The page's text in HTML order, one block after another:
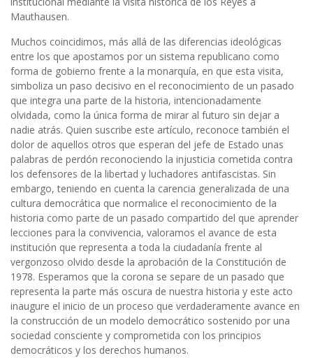
Mauthausen.
Muchos coincidimos, más allá de las diferencias ideológicas
entre los que apostamos por un sistema republicano como
forma de gobierno frente a la monarquía, en que esta visita,
simboliza un paso decisivo en el reconocimiento de un pasado
que integra una parte de la historia, intencionadamente
olvidada, como la única forma de mirar al futuro sin dejar a
nadie atrás. Quien suscribe este artículo, reconoce también el
dolor de aquellos otros que esperan del jefe de Estado unas
palabras de perdón reconociendo la injusticia cometida contra
los defensores de la libertad y luchadores antifascistas. Sin
embargo, teniendo en cuenta la carencia generalizada de una
cultura democrática que normalice el reconocimiento de la
historia como parte de un pasado compartido del que aprender
lecciones para la convivencia, valoramos el avance de esta
institución que representa a toda la ciudadanía frente al
vergonzoso olvido desde la aprobación de la Constitución de
1978. Esperamos que la corona se separe de un pasado que
representa la parte más oscura de nuestra historia y este acto
inaugure el inicio de un proceso que verdaderamente avance en
la construcción de un modelo democrático sostenido por una
sociedad consciente y comprometida con los principios
democráticos y los derechos humanos.